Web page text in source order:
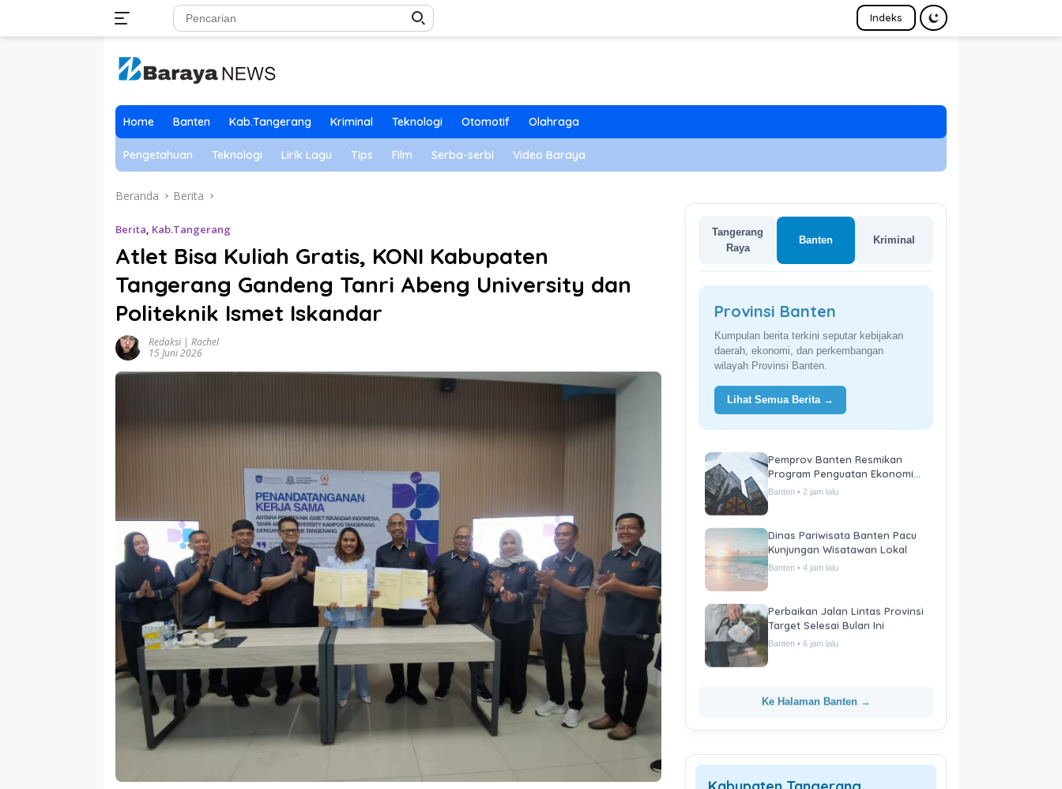
Indeks
Home Banten Kab.Tangerang Kriminal Teknologi Otomotif Olahraga
Pengetahuan Teknologi Lirik Lagu Tips Film Serba-serbi Video Baraya
Beranda Berita
Berita, Kab.Tangerang
Atlet Bisa Kuliah Gratis, KONI Kabupaten
Tangerang Gandeng Tanri Abeng University dan
Politeknik Ismet Iskandar
Redaksi | Rachel
15 Juni 2026
Tangerang
Raya
Banten Kriminal
Provinsi Banten
Kumpulan berita terkini seputar kebijakan
daerah, ekonomi, dan perkembangan
wilayah Provinsi Banten.
Lihat Semua Berita →
Pemprov Banten Resmikan
Program Penguatan Ekonomi
Daerah
Banten • 2 jam lalu
Dinas Pariwisata Banten Pacu
Kunjungan Wisatawan Lokal
Banten • 4 jam lalu
Perbaikan Jalan Lintas Provinsi
Target Selesai Bulan Ini
Banten • 6 jam lalu
Ke Halaman Banten →